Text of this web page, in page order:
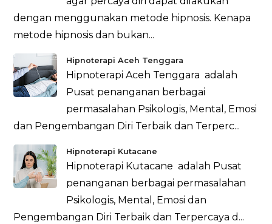
dengan menggunakan metode hipnosis. Kenapa
metode hipnosis dan bukan...
Hipnoterapi Aceh Tenggara
Hipnoterapi Aceh Tenggara adalah
Pusat penanganan berbagai
permasalahan Psikologis, Mental, Emosi
dan Pengembangan Diri Terbaik dan Terperc...
Hipnoterapi Kutacane
Hipnoterapi Kutacane adalah Pusat
penanganan berbagai permasalahan
Psikologis, Mental, Emosi dan
Pengembangan Diri Terbaik dan Terpercaya d...